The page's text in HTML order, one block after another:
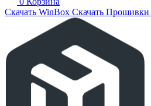
Скачать WinBox Скачать Прошивки